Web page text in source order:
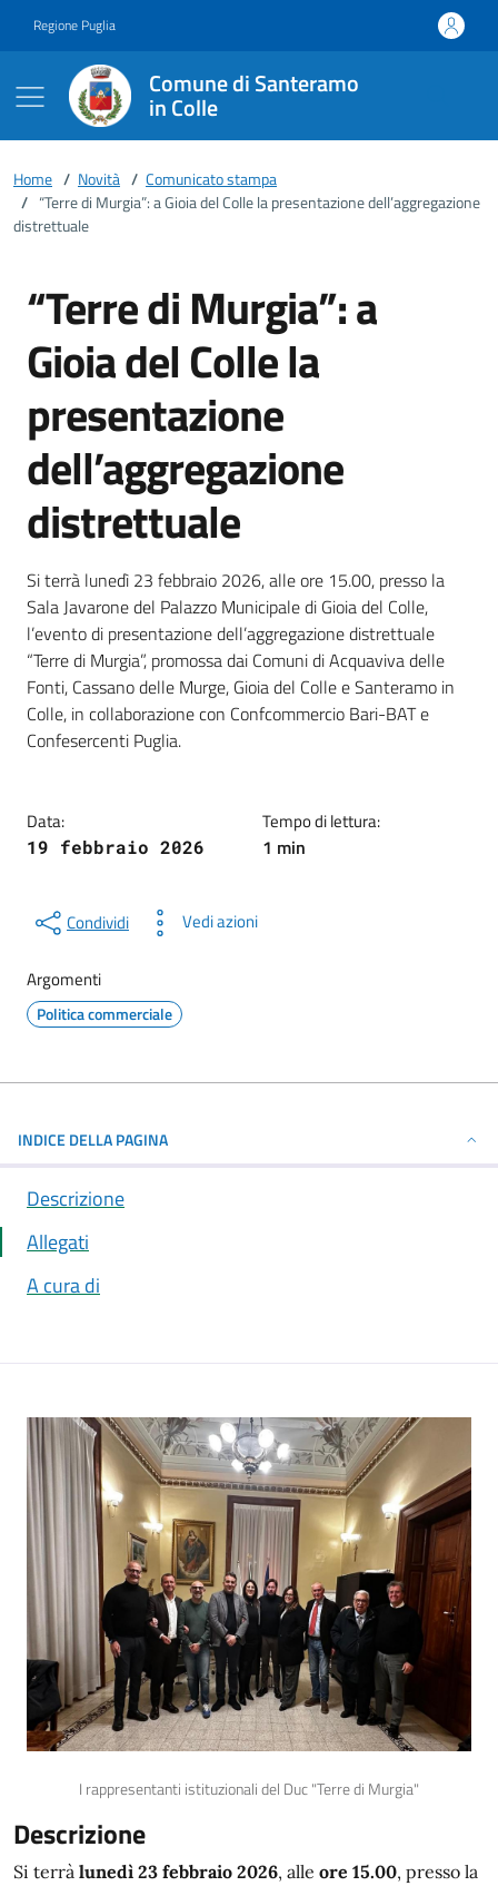
Regione Puglia
Comune di Santeramo
in Colle
Home / Novità / Comunicato stampa
/ “Terre di Murgia”: a Gioia del Colle la presentazione dell’aggregazione
distrettuale
“Terre di Murgia”: a
Gioia del Colle la
presentazione
dell’aggregazione
distrettuale
Dettagli della notizia
Si terrà lunedì 23 febbraio 2026, alle ore 15.00, presso la
Sala Javarone del Palazzo Municipale di Gioia del Colle,
l’evento di presentazione dell’aggregazione distrettuale
“Terre di Murgia”, promossa dai Comuni di Acquaviva delle
Fonti, Cassano delle Murge, Gioia del Colle e Santeramo in
Colle, in collaborazione con Confcommercio Bari-BAT e
Confesercenti Puglia.
Data:
19 febbraio 2026
Tempo di lettura:
1 min
Condividi Vedi azioni
Argomenti
Politica commerciale
INDICE DELLA PAGINA
Descrizione
Allegati
A cura di
I rappresentanti istituzionali del Duc "Terre di Murgia"
Descrizione
Si terrà lunedì 23 febbraio 2026, alle ore 15.00, presso la